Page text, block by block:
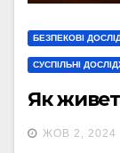
БЕЗПЕКОВІ
СУСПІЛЬНІ
Як
ЖОВ 2, 2024